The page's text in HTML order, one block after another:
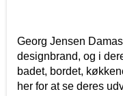
Georg Jensen
designbrand, og i
badet, bordet,
her for at se deres